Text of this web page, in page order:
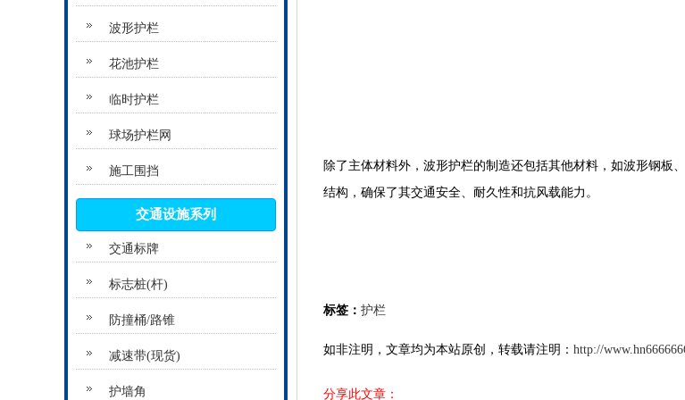
波形护栏
花池护栏
临时护栏
球场护栏网
施工围挡
交通设施系列
交通标牌
标志桩(杆)
防撞桶/路锥
减速带(现货)
护墙角
除了主体材料外，波形护栏的制造还包括其他材料，如波形钢板
结构，确保了其交通安全、耐久性和抗风载能力。
标签： 护栏
如非注明，文章均为本站原创，转载请注明： http://
分享此文章：